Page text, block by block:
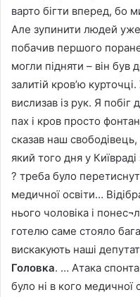
варто бігти вперед, бо
Але зупинити людей
побачив першого
могли підняти – він був
залитій кров’ю
вислизав із рук. Я
пах і кров просто
сказав наш
який того дня у
? треба було
медичної освіти…
нього чоловіка і
готелю саме стояло
вискакують наші
Головка. … Атака
було ні в кого